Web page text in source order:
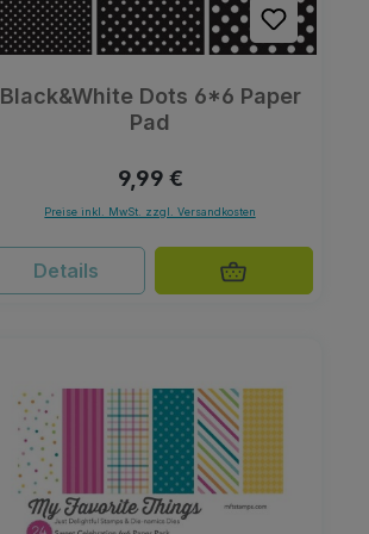
Black&White Dots 6*6 Paper
Pad
Regulärer Preis:
9,99 €
Preise inkl. MwSt. zzgl. Versandkosten
Details